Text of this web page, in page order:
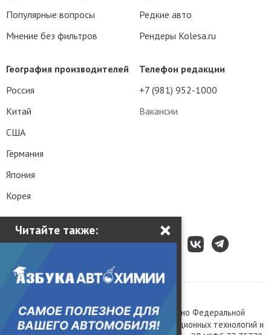
Читайте также: ×
Телефон редакции
+7 (981) 952-1000
Вакансии
Популярные вопросы
Мнение без фильтров
Редкие авто
Рендеры Kolesa.ru
География производителей
Россия
Китай
США
Германия
Япония
Корея
Сетевое издание «Kolesa.ru», зарегистрировано Федеральной
службой по надзору в сфере связи, информационных технологий и